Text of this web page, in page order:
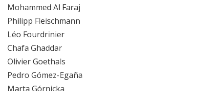
Mohammed Al Faraj
Philipp Fleischmann
Léo Fourdrinier
Chafa Ghaddar
Olivier Goethals
Pedro Gómez-Egaña
Marta Górnicka